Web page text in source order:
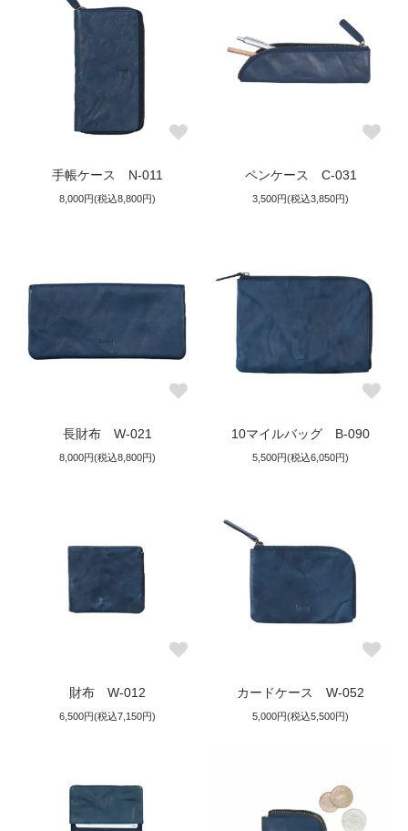
手帳ケース N-011
8,000円(税込8,800円)
ペンケース C-031
3,500円(税込3,850円)
長財布 W-021
8,000円(税込8,800円)
10マイルバッグ B-090
5,500円(税込6,050円)
財布 W-012
6,500円(税込7,150円)
カードケース W-052
5,000円(税込5,500円)